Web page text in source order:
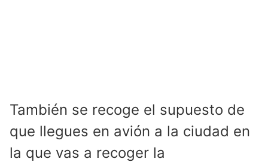
También se recoge el supuesto de
que llegues en avión a la ciudad en
la que vas a recoger la